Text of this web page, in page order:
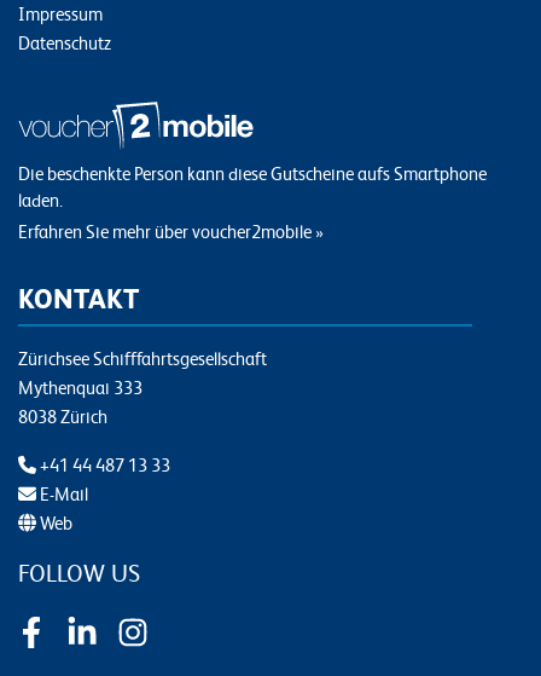
Impressum
Datenschutz
Die beschenkte Person kann diese Gutscheine aufs Smartphone
laden.
Erfahren Sie mehr über voucher2mobile »
KONTAKT
Zürichsee Schifffahrtsgesellschaft
Mythenquai 333
8038 Zürich
+41 44 487 13 33
E-Mail
Web
FOLLOW US
FacebookLinkedInInstagram